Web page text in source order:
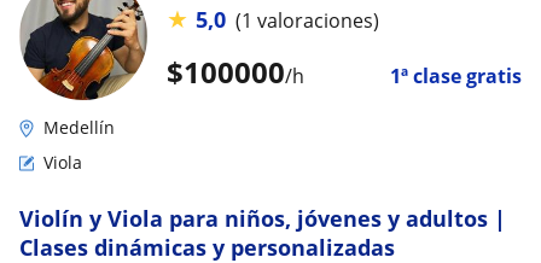
$100000/h 1ª clase gratis
★ 5,0 (1 valoraciones)
Medellín
Viola
Violín y Viola para niños, jóvenes y adultos |
Clases dinámicas y personalizadas